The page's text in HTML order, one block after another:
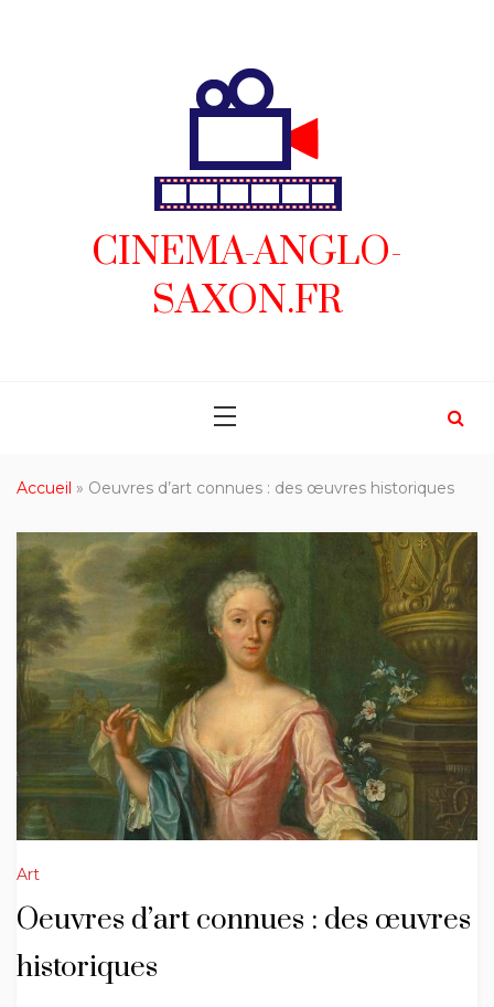
CINEMA-ANGLO-
SAXON.FR
Accueil » Oeuvres d’art connues : des œuvres historiques
Art
Oeuvres d’art connues : des œuvres
historiques